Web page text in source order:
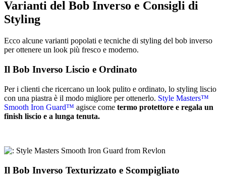
Varianti del Bob Inverso e Consigli di
Styling
Ecco alcune varianti popolati e tecniche di styling del bob inverso
per ottenere un look più fresco e moderno.
Il Bob Inverso Liscio e Ordinato
Per i clienti che ricercano un look pulito e ordinato, lo styling liscio
con una piastra è il modo migliore per ottenerlo. Style Masters™
Smooth Iron Guard™ agisce come termo protettore e regala un
finish liscio e a lunga tenuta.
Il Bob Inverso Texturizzato e Scompigliato